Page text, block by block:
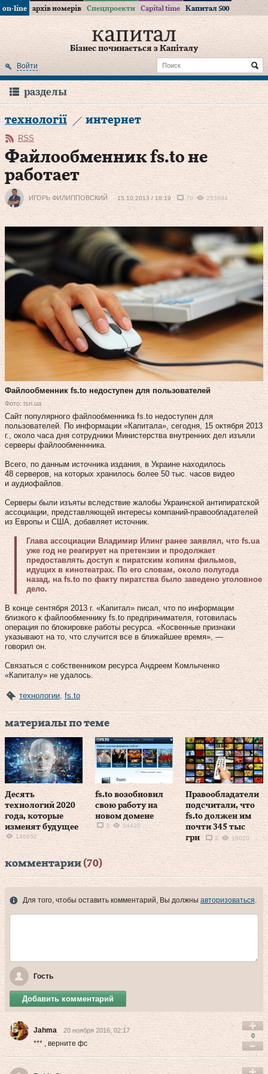
on-line архів номерів Спецпроекти Capital time Капитал 500
Бізнес починається з Капіталу
Войти
разделы
технології интернет
RSS
Файлообменник fs.to не
работает
ИГОРЬ ФИЛИППОВСКИЙ 15.10.2013 / 18:19 70 253694
Файлообменник fs.to недоступен для пользователей
Фото: tsn.ua
Сайт популярного файлообменника fs.to недоступен для
пользователей. По информации «Капитала», сегодня, 15 октября 2013
г., около часа дня сотрудники Министерства внутренних дел изъяли
серверы файлообменнника.
Всего, по данным источника издания, в Украине находилось
48 серверов, на которых хранилось более 50 тыс. часов видео
и аудиофайлов.
Серверы были изъяты вследствие жалобы Украинской антипиратской
ассоциации, представляющей интересы компаний-правообладателей
из Европы и США, добавляет источник.
Глава ассоциации Владимир Илинг ранее заявлял, что fs.ua
уже год не реагирует на претензии и продолжает
предоставлять доступ к пиратским копиям фильмов,
идущих в кинотеатрах. По его словам, около полугода
назад, на fs.to по факту пиратства было заведено уголовное
дело.
В конце сентября 2013 г. «Капитал» писал, что по информации
близкого к файлообменнику fs.to предпринимателя, готовилась
операция по блокировке работы ресурса. «Косвенные признаки
указывают на то, что случится все в ближайшее время», —
говорил он.
Связаться с собственником ресурса Андреем Комлыченко
«Капиталу» не удалось.
технологии fs.to
материалы по теме
Десять
технологий 2020
года, которые
изменят будущее
146652
fs.to возобновил
свою работу на
новом домене
3 54420
Правообладатели
подсчитали, что
fs.to должен им
почти 345 тыс
грн
2 18020
комментарии (70)
Для того, чтобы оставить комментарий, Вы должны авторизоваться.
Гость
Добавить комментарий
Jahma 20 ноября 2016, 02:17
*** , верните фс
0